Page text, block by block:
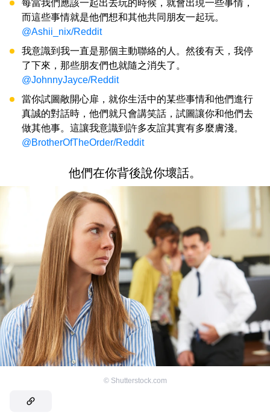
每當我們應該一起出去玩的時候，就會出現一些事情，
而這些事情就是他們想和其他共同朋友一起玩。
@Ashii_nix/Reddit
我意識到我一直是那個主動聯絡的人。然後有天，我停
了下來，那些朋友們也就隨之消失了。
@JohnnyJayce/Reddit
當你試圖敞開心扉，就你生活中的某些事情和他們進行
真誠的對話時，他們就只會講笑話，試圖讓你和他們去
做其他事。這讓我意識到許多友誼其實有多麼膚淺。
@BrotherOfTheOrder/Reddit
他們在你背後說你壞話。
© Shutterstock.com